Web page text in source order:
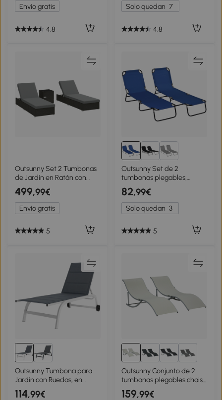
Extraíble 207x70x70 cm
Gris
Envío gratis
4.8
Reposabrazos para Patio
Terraza Gris
Solo quedan 7
4.8
Outsunny Set 2 Tumbonas
de Jardín en Ratán con
Mesita Lateral y Respaldo
Regulable, 184x60x22 cm,
Gris Oscuro
499,99€
Envío gratis
5
Outsunny Set de 2
tumbonas plegables,
tumbona de jardín con
respaldo ajustable en 5
posiciones, hasta 120 kg de
carga
82,99€
Solo quedan 3
5
Outsunny Tumbona para
Jardín con Ruedas, en
Texteline con Armazón de
Aluminio, Gris Oscuro y
114,99€
2+
Outsunny Conjunto de 2
tumbonas plegables chaise
longue de jardín exterior en
aluminio y textileno, carga
159,99€